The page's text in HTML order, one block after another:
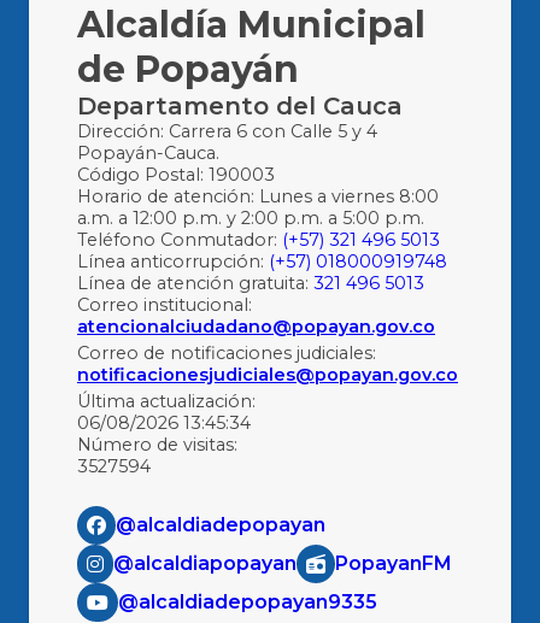
Alcaldía Municipal
de Popayán
Departamento del Cauca
Dirección: Carrera 6 con Calle 5 y 4
Popayán-Cauca.
Código Postal: 190003
Horario de atención: Lunes a viernes 8:00
a.m. a 12:00 p.m. y 2:00 p.m. a 5:00 p.m.
Teléfono Conmutador: (+57) 321 496 5013
Línea anticorrupción: (+57) 018000919748
Línea de atención gratuita: 321 496 5013
Correo institucional:
atencionalciudadano@popayan.gov.co
Correo de notificaciones judiciales:
notificacionesjudiciales@popayan.gov.co
Última actualización:
06/08/2026 13:45:34
Número de visitas:
3527594
@alcaldiadepopayan
@alcaldiapopayan
PopayanFM
@alcaldiadepopayan9335